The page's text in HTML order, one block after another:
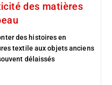
des matières
des histoires en
textile aux objets anciens
délaissés